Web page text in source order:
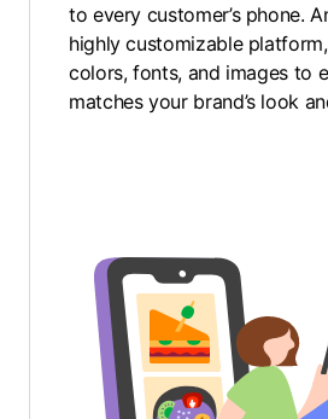
to every customer’s phone.
highly customizable
colors, fonts, and images to
matches your brand’s look